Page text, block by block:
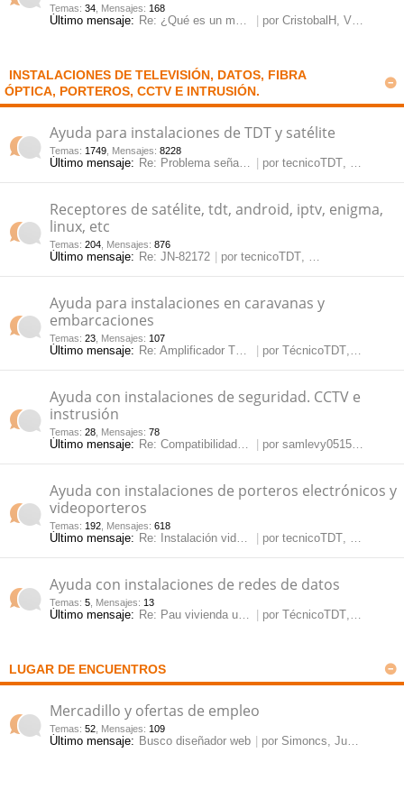
do
o
s
se
Temas: 34 Mensajes: 168
Último mensaje: Re: ¿Qué es un modulador y pa… por CristobalH , Vie May 23, 2025 2:20 pm
INSTALACIONES DE TELEVISIÓN, DATOS, FIBRA
ÓPTICA, PORTEROS, CCTV E INTRUSIÓN.
Ayuda para instalaciones de TDT y satélite
Temas: 1749 Mensajes: 8228
Último mensaje: Re: Problema señal satélite por tecnicoTDT, Lun Jun 08, 2026 10:59 am
Receptores de satélite, tdt, android, iptv, enigma,
linux, etc
Temas: 204 Mensajes: 876
Último mensaje: Re: JN-82172 por tecnicoTDT, Vie May 15, 2026 12:09 pm
Ayuda para instalaciones en caravanas y
embarcaciones
Temas: 23 Mensajes: 107
Último mensaje: Re: Amplificador TDT para car… por TécnicoTDT, Jue Mar 14, 2024 3:35 pm
Ayuda con instalaciones de seguridad. CCTV e
instrusión
Temas: 28 Mensajes: 78
Último mensaje: Re: Compatibilidad NVR onvif … por samlevy0515, Jue
Ayuda con instalaciones de porteros electrónicos y
videoporteros
Temas: 192 Mensajes: 618
Último mensaje: Re: Instalación videoportero … por tecnicoTDT, Mar Jul 28, 2026 10:54 am
Ayuda con instalaciones de redes de datos
Temas: 5 Mensajes: 13
Último mensaje: Re: Pau vivienda unifamiliar por TécnicoTDT, Vie Mar 15, 2024 11:54 am
LUGAR DE ENCUENTROS
Mercadillo y ofertas de empleo
Temas: 52 Mensajes: 109
Último mensaje: Busco diseñador web por Simoncs, Jue Mar 12, 2026 3:10 pm